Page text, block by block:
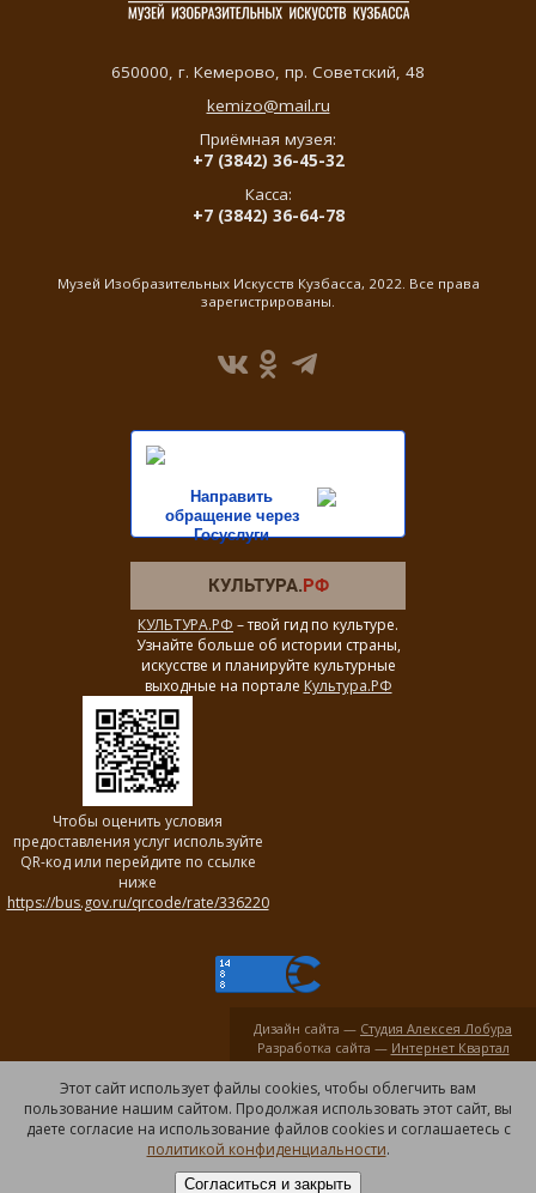
650000, г. Кемерово, пр. Советский, 48
kemizo@mail.ru
Приёмная музея:
+7 (3842) 36-45-32
Касса:
+7 (3842) 36-64-78
Музей Изобразительных Искусств Кузбасса, 2022. Все права
зарегистрированы.
Дизайн сайта — Студия Алексея Лобура
Разработка сайта — Интернет Квартал
Направить
обращение через
Госуслуги
КУЛЬТУРА.РФ – твой гид по культуре.
Узнайте больше об истории страны,
искусстве и планируйте культурные
выходные на портале Культура.РФ
Чтобы оценить условия
предоставления услуг используйте
QR-код или перейдите по ссылке
ниже
https://bus.gov.ru/qrcode/rate/336220
Этот сайт использует файлы cookies, чтобы облегчить вам
пользование нашим сайтом. Продолжая использовать этот сайт, вы
даете согласие на использование файлов cookies и соглашаетесь с
политикой конфиденциальности.